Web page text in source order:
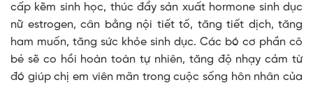
cấp kẽm sinh học, thúc đẩy sản xuất hormone sinh dục
nữ estrogen, cân bằng nội tiết tố, tăng tiết dịch, tăng
ham muốn, tăng sức khỏe sinh dục. Các bó cơ phần cô
bé sẽ co hồi hoàn toàn tự nhiên, tăng độ nhạy cảm từ
đó giúp chị em viên mãn trong cuộc sống hôn nhân của